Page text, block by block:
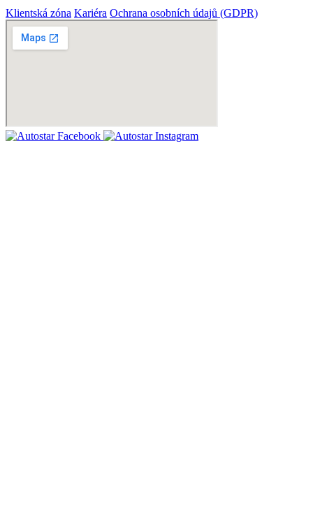
Klientská zóna Kariéra Ochrana osobních údajů (GDPR)